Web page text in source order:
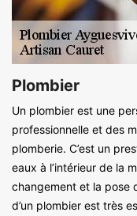
Plombier
Un plombier est une
professionnelle et des
plomberie. C’est un
eaux à l’intérieur de la
changement et la pose
d’un plombier est très